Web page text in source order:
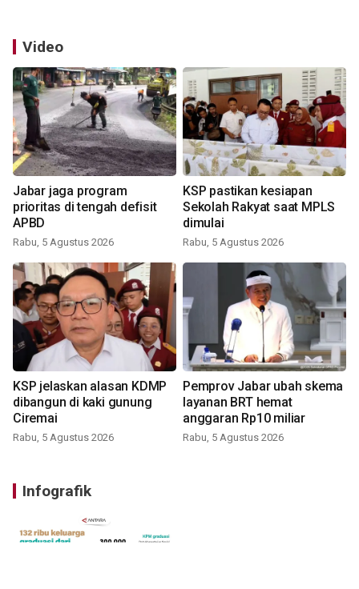
Video
Jabar jaga program
prioritas di tengah defisit
APBD
Rabu, 5 Agustus 2026
KSP pastikan kesiapan
Sekolah Rakyat saat MPLS
dimulai
Rabu, 5 Agustus 2026
KSP jelaskan alasan KDMP
dibangun di kaki gunung
Ciremai
Rabu, 5 Agustus 2026
Pemprov Jabar ubah skema
layanan BRT hemat
anggaran Rp10 miliar
Rabu, 5 Agustus 2026
Infografik